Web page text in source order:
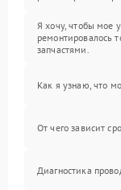
Я хочу, чтобы мое
ремонтировалось
запчастями.
Как я узнаю, что
От чего зависит
Диагностика